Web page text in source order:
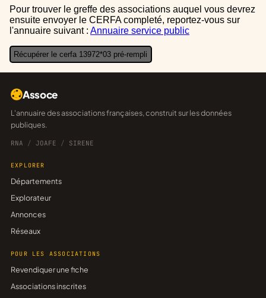
Pour trouver le greffe des associations auquel vous devrez
ensuite envoyer le CERFA completé, reportez-vous sur
l'annuaire suivant : Annuaire service public
Récupérer le cerfa 13972*03 pré-rempli
Assoce
L'annuaire des associations françaises, construit sur les données
publiques.
RNA / JOAFE / SIRENE
EXPLORER
Départements
Explorateur
Annonces
Réseaux
POUR LES ASSOCIATIONS
Revendiquer une fiche
Associations inscrites